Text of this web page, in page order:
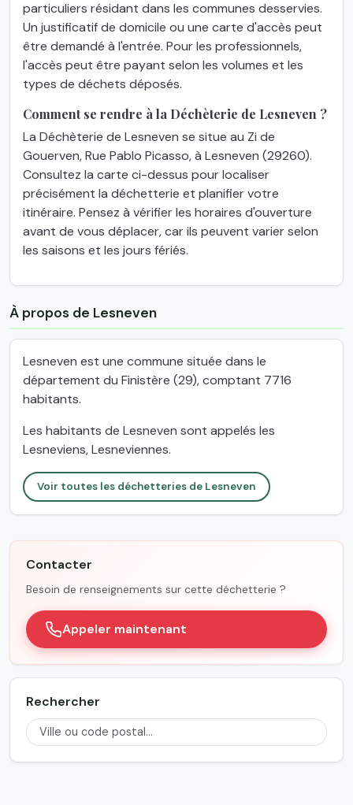
particuliers résidant dans les communes desservies.
Un justificatif de domicile ou une carte d'accès peut
être demandé à l'entrée. Pour les professionnels,
l'accès peut être payant selon les volumes et les
types de déchets déposés.
Comment se rendre à la Déchèterie de Lesneven ?
La Déchèterie de Lesneven se situe au Zi de
Gouerven, Rue Pablo Picasso, à Lesneven (29260).
Consultez la carte ci-dessus pour localiser
précisément la déchetterie et planifier votre
itinéraire. Pensez à vérifier les horaires d'ouverture
avant de vous déplacer, car ils peuvent varier selon
les saisons et les jours fériés.
À propos de Lesneven
Lesneven est une commune située dans le
département du Finistère (29), comptant 7716
habitants.
Les habitants de Lesneven sont appelés les
Lesneviens, Lesneviennes.
Voir toutes les déchetteries de Lesneven
Contacter
Besoin de renseignements sur cette déchetterie ?
Appeler maintenant
Rechercher